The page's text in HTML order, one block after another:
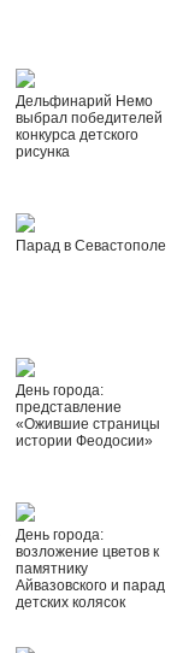
Дельфинарий Немо
выбрал победителей
конкурса детского
рисунка
Парад в Севастополе
День города:
представление
«Ожившие страницы
истории Феодосии»
День города:
возложение цветов к
памятнику
Айвазовского и парад
детских колясок